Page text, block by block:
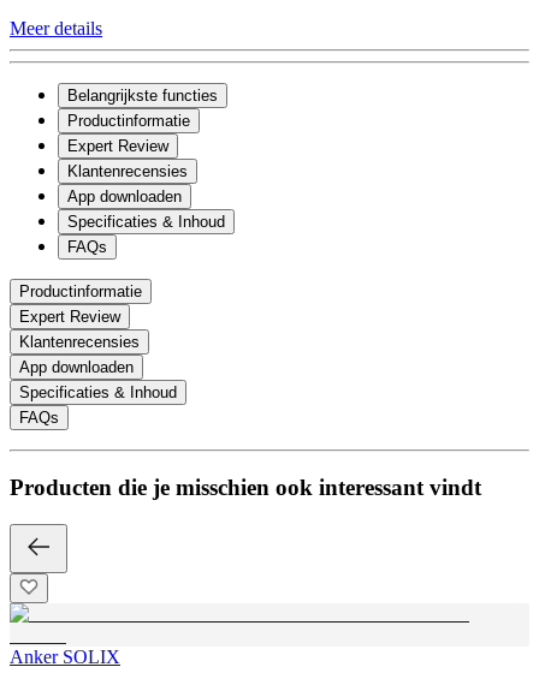
Meer details
Belangrijkste functies
Productinformatie
Expert Review
Klantenrecensies
App downloaden
Specificaties & Inhoud
FAQs
Productinformatie
Expert Review
Klantenrecensies
App downloaden
Specificaties & Inhoud
FAQs
Producten die je misschien ook interessant vindt
Anker SOLIX